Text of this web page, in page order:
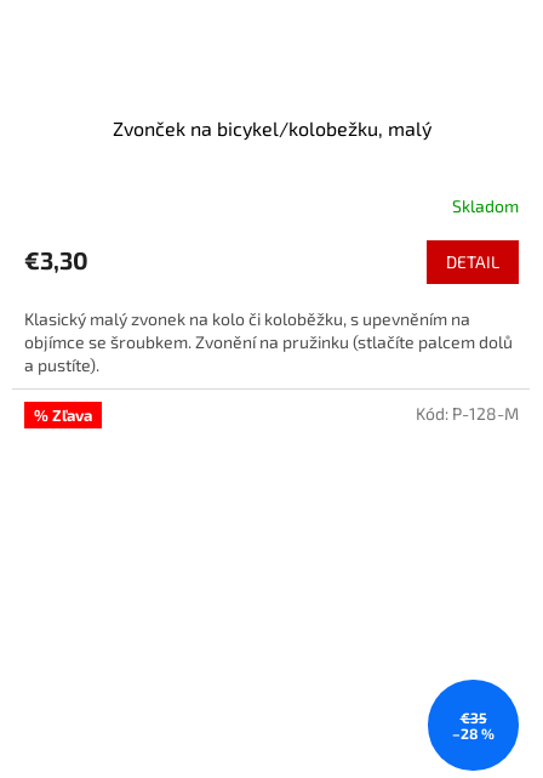
Zvonček na bicykel/kolobežku, malý
Skladom
€3,30 DETAIL
Klasický malý zvonek na kolo či koloběžku, s upevněním na
objímce se šroubkem. Zvonění na pružinku (stlačíte palcem dolů
a pustíte).
% Zľava
€35
–28 %
Kód: P-128-M